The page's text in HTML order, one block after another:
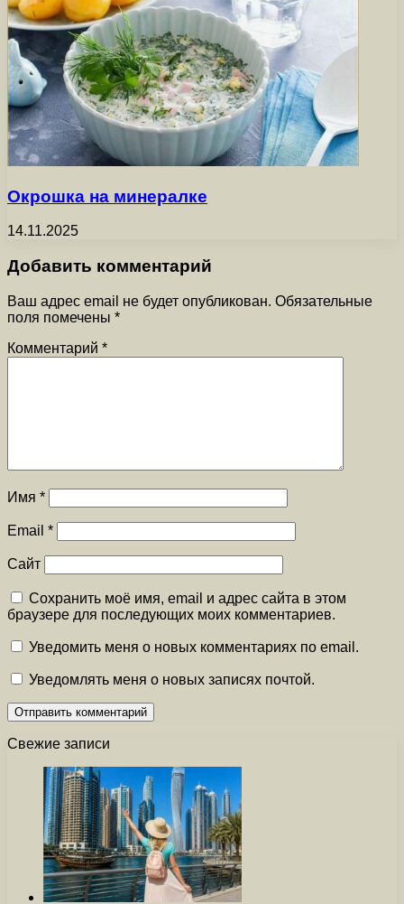
Окрошка на минералке
14.11.2025
Добавить комментарий
Ваш адрес email не будет опубликован. Обязательные
поля помечены *
Комментарий *
Имя *
Email *
Сайт
Сохранить моё имя, email и адрес сайта в этом
браузере для последующих моих комментариев.
Уведомить меня о новых комментариях по email.
Уведомлять меня о новых записях почтой.
Свежие записи